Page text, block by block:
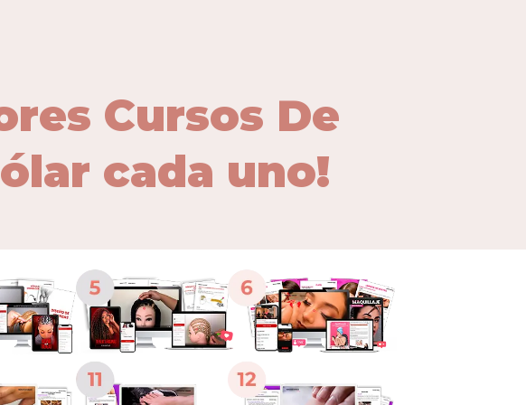
Cursos De
cada uno!